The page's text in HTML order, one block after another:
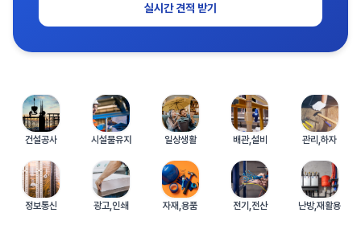
실시간 견적 받기
건설공사 시설물유지 일상생활 배관,설비 관리,하자
정보통신 광고,인쇄 자재,용품 전기,전산 난방,재활용